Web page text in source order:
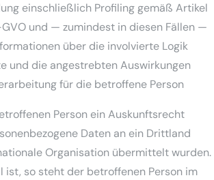
einschließlich Profiling gemäß Artikel
GVO und — zumindest in diesen Fällen —
über die involvierte Logik
und die angestrebten Auswirkungen
für die betroffene Person
Person ein Auskunftsrecht
Daten an ein Drittland
Organisation übermittelt wurden.
ist, so steht der betroffenen Person im